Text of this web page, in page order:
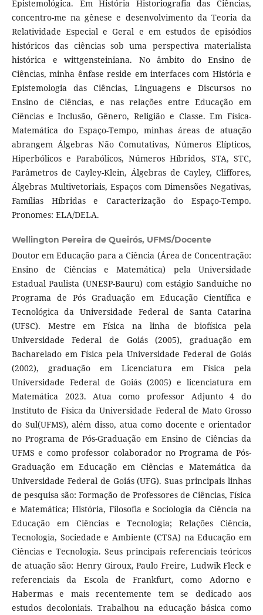
Epistemológica. Em História Historiografia das Ciências,
concentro-me na gênese e desenvolvimento da Teoria da
Relatividade Especial e Geral e em estudos de episódios
históricos das ciências sob uma perspectiva materialista
histórica e wittgensteiniana. No âmbito do Ensino de
Ciências, minha ênfase reside em interfaces com História e
Epistemologia das Ciências, Linguagens e Discursos no
Ensino de Ciências, e nas relações entre Educação em
Ciências e Inclusão, Gênero, Religião e Classe. Em Física-
Matemática do Espaço-Tempo, minhas áreas de atuação
abrangem Álgebras Não Comutativas, Números Elípticos,
Hiperbólicos e Parabólicos, Números Híbridos, STA, STC,
Parâmetros de Cayley-Klein, Álgebras de Cayley, Cliffores,
Álgebras Multivetoriais, Espaços com Dimensões Negativas,
Famílias Híbridas e Caracterização do Espaço-Tempo.
Pronomes: ELA/DELA.
Wellington Pereira de Queirós, UFMS/Docente
Doutor em Educação para a Ciência (Área de Concentração:
Ensino de Ciências e Matemática) pela Universidade
Estadual Paulista (UNESP-Bauru) com estágio Sanduíche no
Programa de Pós Graduação em Educação Científica e
Tecnológica da Universidade Federal de Santa Catarina
(UFSC). Mestre em Física na linha de biofísica pela
Universidade Federal de Goiás (2005), graduação em
Bacharelado em Física pela Universidade Federal de Goiás
(2002), graduação em Licenciatura em Física pela
Universidade Federal de Goiás (2005) e licenciatura em
Matemática 2023. Atua como professor Adjunto 4 do
Instituto de Física da Universidade Federal de Mato Grosso
do Sul(UFMS), além disso, atua como docente e orientador
no Programa de Pós-Graduação em Ensino de Ciências da
UFMS e como professor colaborador no Programa de Pós-
Graduação em Educação em Ciências e Matemática da
Universidade Federal de Goiás (UFG). Suas principais linhas
de pesquisa são: Formação de Professores de Ciências, Física
e Matemática; História, Filosofia e Sociologia da Ciência na
Educação em Ciências e Tecnologia; Relações Ciência,
Tecnologia, Sociedade e Ambiente (CTSA) na Educação em
Ciências e Tecnologia. Seus principais referenciais teóricos
de atuação são: Henry Giroux, Paulo Freire, Ludwik Fleck e
referenciais da Escola de Frankfurt, como Adorno e
Habermas e mais recentemente tem se dedicado aos
estudos decoloniais. Trabalhou na educação básica como